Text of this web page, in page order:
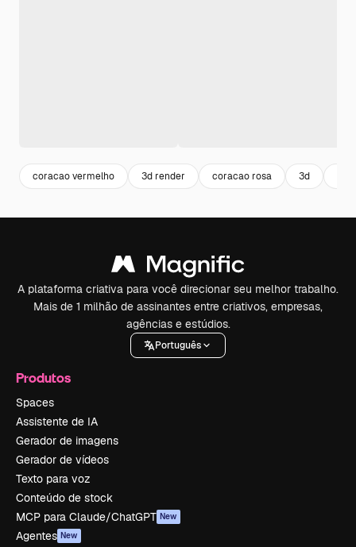
coracao vermelho 3d render coracao rosa 3d
A plataforma criativa para você direcionar seu melhor trabalho.
Mais de 1 milhão de assinantes entre criativos, empresas,
agências e estúdios.
Português
Produtos
Spaces
Assistente de IA
Gerador de imagens
Gerador de vídeos
Texto para voz
Conteúdo de stock
MCP para Claude/ChatGPT New
Agentes New